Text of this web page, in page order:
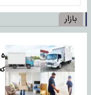
بازار